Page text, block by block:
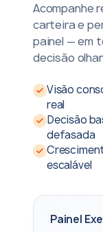
Acompanhe
carteira e
painel — em
decisão
Visão
real
Decisão
defasada
escalável
Painel